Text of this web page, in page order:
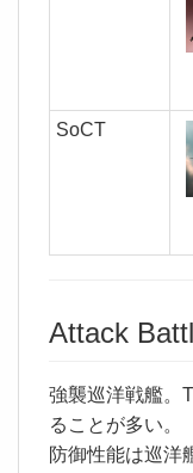
SoCT
Attack
強襲巡洋戦艦。
ることが多い。
防御性能は巡洋